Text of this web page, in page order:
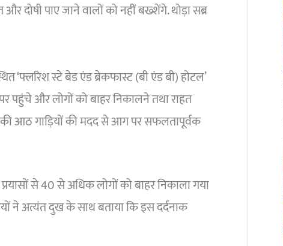
दोषी पाए जाने वालों को नहीं बख्शेंगे. थोड़ा सब्र
स्टे बेड एंड ब्रेकफास्ट (बी एंड बी) होटल’
पहुंचे और लोगों को बाहर निकालने तथा राहत
आठ गाड़ियों की मदद से आग पर सफलतापूर्वक
से 40 से अधिक लोगों को बाहर निकाला गया
ने अत्यंत दुख के साथ बताया कि इस दर्दनाक